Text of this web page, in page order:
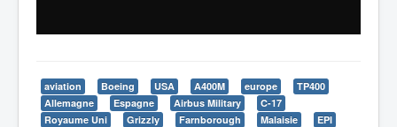
aviation Boeing USA A400M europe
TP400
Allemagne
Espagne Airbus Military
C-17
Royaume Uni
Grizzly Farnborough Malaisie EPI